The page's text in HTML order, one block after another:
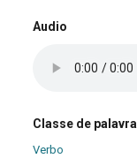
Audio
Classe de palavra
Verbo